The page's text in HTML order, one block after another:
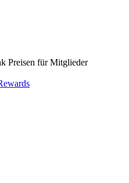
Preisen für Mitglieder